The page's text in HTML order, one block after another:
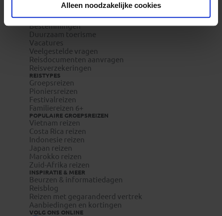
Alleen noodzakelijke cookies
REIZEN MET KONING AAP
Waarom Koning Aap?
Bestemmingen
Duurzaam toerisme
Vacatures
Veelgestelde vragen
Reisdocumenten aanvragen
Reisverzekeringen
REISTYPES
Groepsreizen
Pioniersreizen
Festivalreizen
Familiereizen 6+
POPULAIRE GROEPSREIZEN
Vietnam reizen
Costa Rica reizen
Indonesie reizen
Japan reizen
Marokko reizen
Zuid-Afrika reizen
INSPIRATIE & MEER
Beurzen & informatiedagen
Reisblog
Reizen met gegarandeerd vertrek
Aanbiedingen en kortingen
VOLG ONS ONLINE